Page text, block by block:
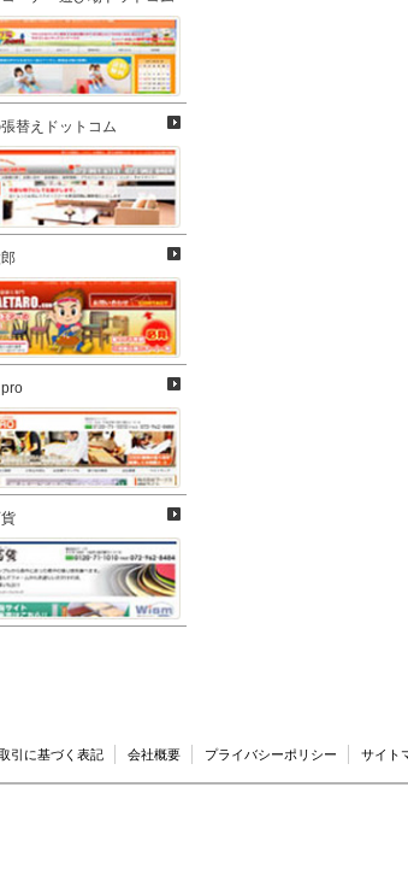
替えドットコム
引に基づく表記 会社概要 プライバシーポリシー サイト